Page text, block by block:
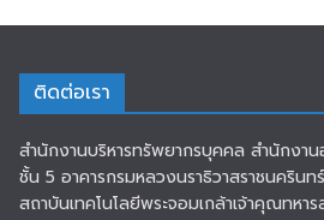
ติดต่อเรา
สำนักงานบริหารทรัพยากรบุคคล สำนักงา
ชั้น 5 อาคารกรมหลวงนราธิวาสราชนครินทร์
สถาบันเทคโนโลยีพระจอมเกล้าเจ้าคุณทหา